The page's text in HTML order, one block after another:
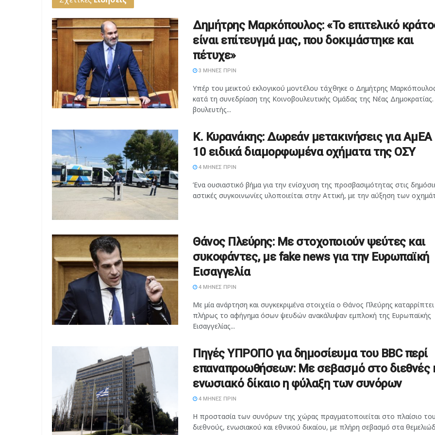
Δημήτρης Μαρκόπουλος: «Το επιτελικό
είναι επίτευγμά μας, που δοκιμάστηκε και
πέτυχε»
3 ΜΉΝΕΣ ΠΡΙΝ
Υπέρ του μεικτού εκλογικού μοντέλου τάχθηκε ο Δημήτρης
κατά τη συνεδρίαση της Κοινοβουλευτικής Ομάδας της Νέας
βουλευτής...
Κ. Κυρανάκης: Δωρεάν μετακινήσεις για
10 ειδικά διαμορφωμένα οχήματα της ΟΣΥ
4 ΜΉΝΕΣ ΠΡΙΝ
Ένα ουσιαστικό βήμα για την ενίσχυση της προσβασιμότητας στις
αστικές συγκοινωνίες υλοποιείται στην Αττική, με την αύξηση των
Θάνος Πλεύρης: Με στοχοποιούν ψεύτες και
συκοφάντες, με fake news για την Ευρωπαϊκή
Εισαγγελία
4 ΜΉΝΕΣ ΠΡΙΝ
Με μία ανάρτηση και συγκεκριμένα στοιχεία ο Θάνος Πλεύρης καταρρίπτει
πλήρως το αφήγημα όσων ψευδών ανακάλυψαν εμπλοκή της Ευρωπαϊκής
Εισαγγελίας...
Πηγές ΥΠΡΟΠΟ για δημοσίευμα του BBC περί
επαναπροωθήσεων: Με σεβασμό στο διεθνές
ενωσιακό δίκαιο η φύλαξη των συνόρων
4 ΜΉΝΕΣ ΠΡΙΝ
Η προστασία των συνόρων της χώρας πραγματοποιείται στο πλαίσιο του
διεθνούς, ενωσιακού και εθνικού δικαίου, με πλήρη σεβασμό στα